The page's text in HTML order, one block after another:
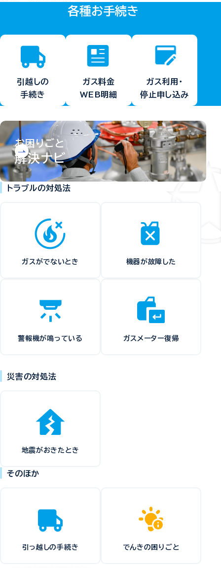
各種お手続き
引越しの
手続き
ガス料金
WEB明細
ガス利用・
停止申し込み
お困りごと
解決ナビ
トラブルの対処法
ガスがでないとき 機器が故障した
警報機が鳴っている ガスメーター復帰
災害の対処法
地震がおきたとき
そのほか
引っ越しの手続き でんきの困りごと